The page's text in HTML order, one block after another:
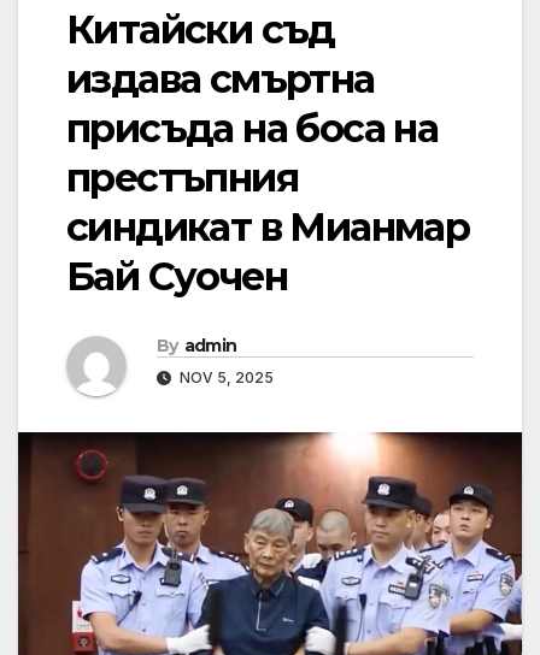
Китайски съд
издава смъртна
присъда на боса на
престъпния
синдикат в Мианмар
Бай Суочен
By admin
NOV 5, 2025